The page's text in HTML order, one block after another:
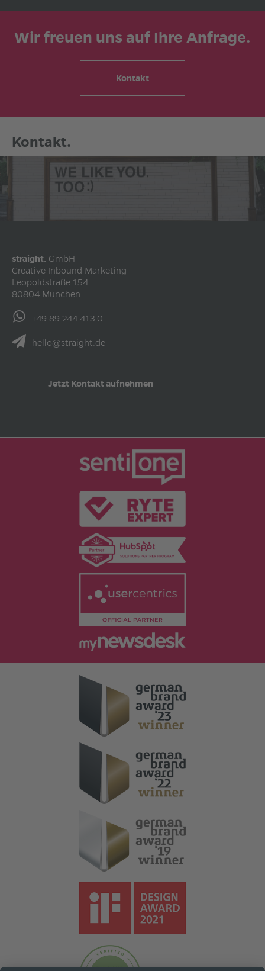
Wir freuen uns auf Ihre Anfrage.
Kontakt
Kontakt.
straight. GmbH
Creative Inbound Marketing
Leopoldstraße 154
80804 München
+49 89 244 413 0
hello@straight.de
Jetzt Kontakt aufnehmen